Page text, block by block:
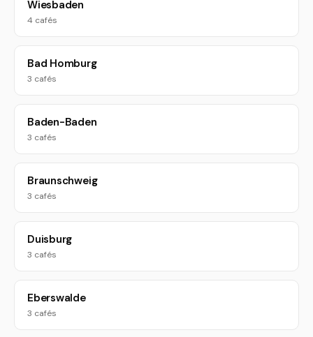
Wiesbaden
4 cafés
Bad Homburg
3 cafés
Baden-Baden
3 cafés
Braunschweig
3 cafés
Duisburg
3 cafés
Eberswalde
3 cafés